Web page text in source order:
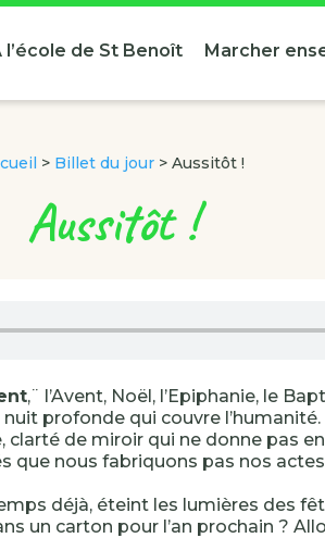
l’école de St Benoît Marcher
> Billet du jour> Aussitôt !
Aussitôt !
,¨ l’Avent, Noël, l’Epiphanie, le
nuit profonde qui couvre
clarté de miroir qui ne donne pas
que nous fabriquons pas nos
déjà, éteint les lumières des
un carton pour l’an prochain ?